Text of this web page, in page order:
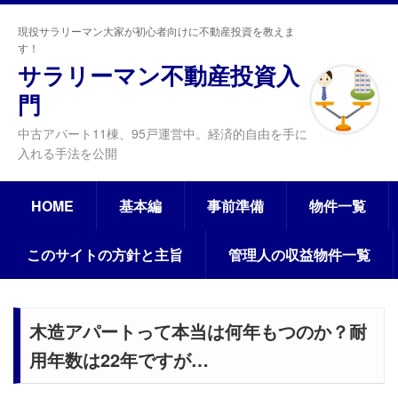
現役サラリーマン大家が初心者向けに不動産投資を教えま
す！
サラリーマン不動産投資入
門
中古アパート11棟、95戸運営中。経済的自由を手に
入れる手法を公開
HOME 基本編 事前準備 物件一覧
このサイトの方針と主旨 管理人の収益物件一覧
木造アパートって本当は何年もつのか？耐
用年数は22年ですが…